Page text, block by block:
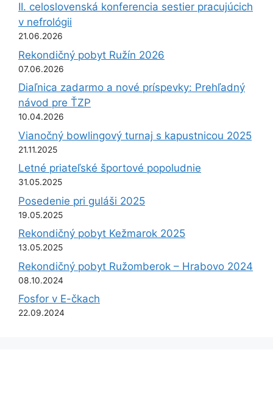
II. celoslovenská konferencia sestier pracujúcich
v nefrológii
21.06.2026
Rekondičný pobyt Ružín 2026
07.06.2026
Diaľnica zadarmo a nové príspevky: Prehľadný
návod pre ŤZP
10.04.2026
Vianočný bowlingový turnaj s kapustnicou 2025
21.11.2025
Letné priateľské športové popoludnie
31.05.2025
Posedenie pri guláši 2025
19.05.2025
Rekondičný pobyt Kežmarok 2025
13.05.2025
Rekondičný pobyt Ružomberok – Hrabovo 2024
08.10.2024
Fosfor v E-čkach
22.09.2024